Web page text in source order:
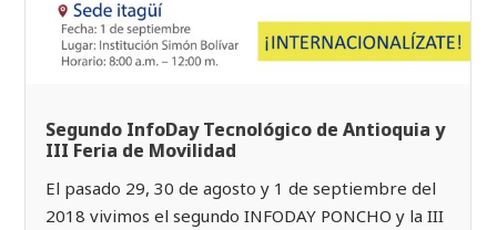
Segundo InfoDay Tecnológico de Antioquia y
III Feria de Movilidad
El pasado 29, 30 de agosto y 1 de septiembre del
2018 vivimos el segundo INFODAY PONCHO y la III